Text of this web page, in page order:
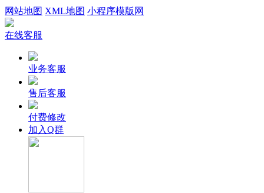
网站地图 XML地图 小程序模版网
在线客服
业务客服
售后客服
付费修改
加入Q群